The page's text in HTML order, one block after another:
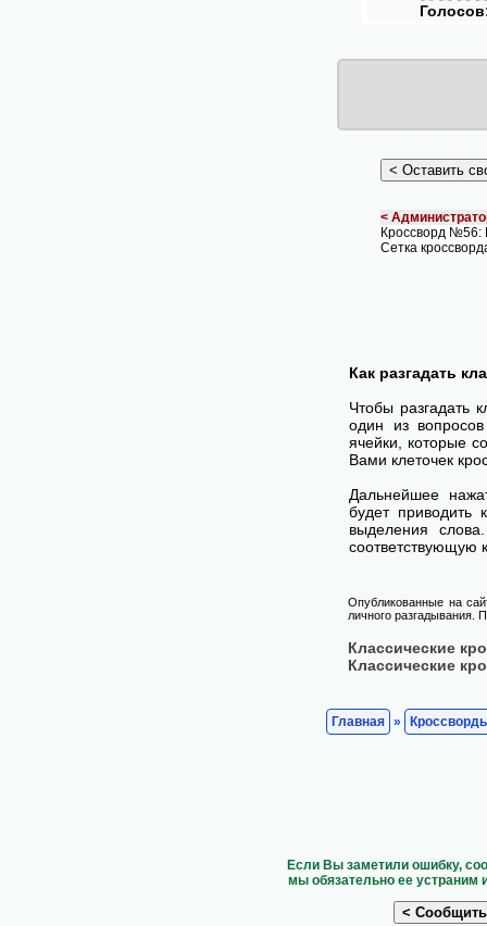
<
Кроссворд
Сетка
Как разгадать
Чтобы разгадать
один из
ячейки, которые
Вами клеточек
Дальнейшее
будет приводить
выделения
соответствующую
Опубликованные на
личного разгадывания.
Классические
Классические
Главная »
Если Вы заметили ошибку,
мы обязательно ее устраним